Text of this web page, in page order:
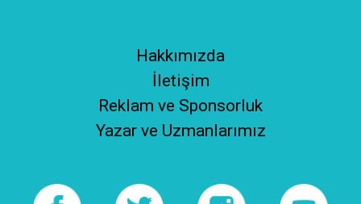
Hakkımızda
İletişim
Reklam ve Sponsorluk
Yazar ve Uzmanlarımız